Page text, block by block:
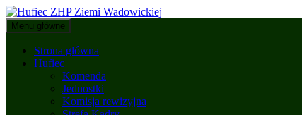
Przejdź
do
treściHufiec ZHP Ziemi Wadowickiej
Szukaj
Menu główne
Strona główna
Hufiec
Komenda
Jednostki
Komisja rewizyjna